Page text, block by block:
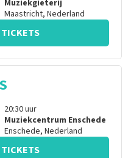
Muziekgieterij
Maastricht, Nederland
20:30uur
Muziekcentrum Enschede
Enschede, Nederland